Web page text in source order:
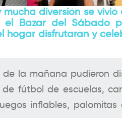
diversión se vivió
el Bazar del Sábado
hogar disfrutaran y
la mañana pudieron
fútbol de escuelas,
inflables, palomitas